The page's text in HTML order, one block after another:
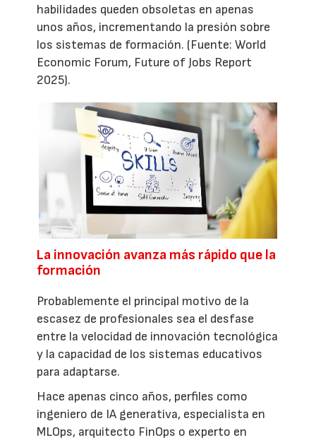
habilidades queden obsoletas en apenas
unos años, incrementando la presión sobre
los sistemas de formación. (Fuente: World
Economic Forum, Future of Jobs Report
2025).
La innovación avanza más rápido que la
formación
Probablemente el principal motivo de la
escasez de profesionales sea el desfase
entre la velocidad de innovación tecnológica
y la capacidad de los sistemas educativos
para adaptarse.
Hace apenas cinco años, perfiles como
ingeniero de IA generativa, especialista en
MLOps, arquitecto FinOps o experto en